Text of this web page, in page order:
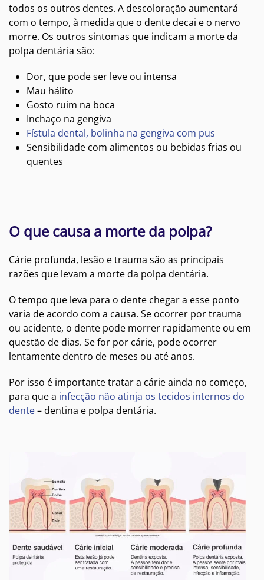
todos os outros dentes. A descoloração aumentará
com o tempo, à medida que o dente decai e o nervo
morre. Os outros sintomas que indicam a morte da
polpa dentária são:
Dor, que pode ser leve ou intensa
Mau hálito
Gosto ruim na boca
Inchaço na gengiva
Fístula dental, bolinha na gengiva com pus
Sensibilidade com alimentos ou bebidas frias ou
quentes
O que causa a morte da polpa?
Cárie profunda, lesão e trauma são as principais
razões que levam a morte da polpa dentária.
O tempo que leva para o dente chegar a esse ponto
varia de acordo com a causa. Se ocorrer por trauma
ou acidente, o dente pode morrer rapidamente ou em
questão de dias. Se for por cárie, pode ocorrer
lentamente dentro de meses ou até anos.
Por isso é importante tratar a cárie ainda no começo,
para que a infecção não atinja os tecidos internos do
dente– dentina e polpa dentária.